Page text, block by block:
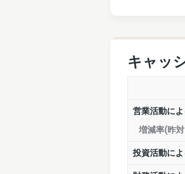
キャッ
営業活動によ
増減率(昨
投資活動によ